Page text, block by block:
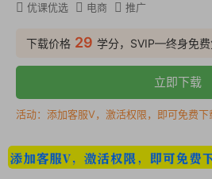
优课优选 电商 推广
下载价格 29 学分，SVIP—终身免
立即下载
活动：添加客服V，激活权限，即可免费